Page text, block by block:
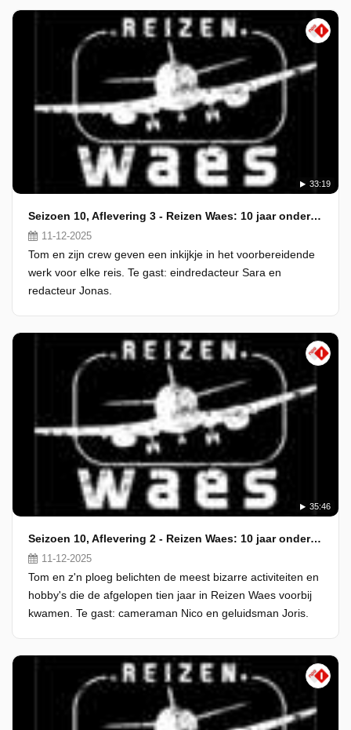
33:19
Seizoen 10, Aflevering 3 - Reizen Waes: 10 jaar onderweg
11-12-2025
Tom en zijn crew geven een inkijkje in het voorbereidende
werk voor elke reis. Te gast: eindredacteur Sara en
redacteur Jonas.
35:46
Seizoen 10, Aflevering 2 - Reizen Waes: 10 jaar onderweg
11-12-2025
Tom en z'n ploeg belichten de meest bizarre activiteiten en
hobby's die de afgelopen tien jaar in Reizen Waes voorbij
kwamen. Te gast: cameraman Nico en geluidsman Joris.